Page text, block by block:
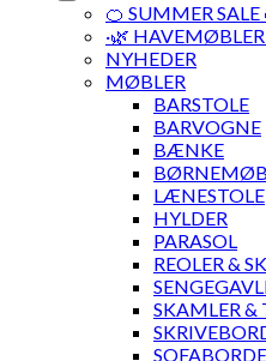
🍊 SUMMER SALE
·🌿
NYHEDER
MØBLER
BARSTOLE
BARVOGNE
BÆNKE
LÆNESTOLE
HYLDER
PARASOL
REOLER &
SKAMLER &
SOFABORDE